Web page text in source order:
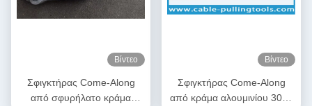
Βίντεο
Σφιγκτήρας Come-Along
από σφυρήλατο κράμα
Βίντεο
Σφιγκτήρας Come-Along
από κράμα αλουμινίου 300–